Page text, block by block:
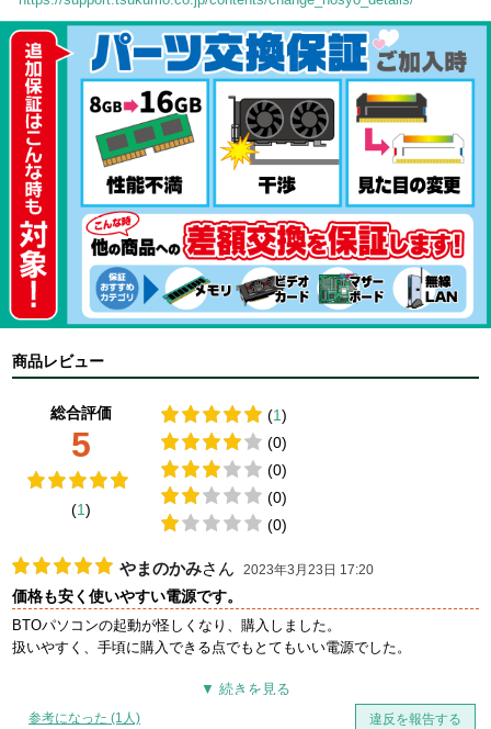
商品レビュー
総合評価
5
(1)
(1)
(0)
(0)
(0)
(0)
やまのかみさん 2023年3月23日 17:20
価格も安く使いやすい電源です。
BTOパソコンの起動が怪しくなり、購入しました。
扱いやすく、手頃に購入できる点でもとてもいい電源でした。
参考になった (1人) 違反を報告する